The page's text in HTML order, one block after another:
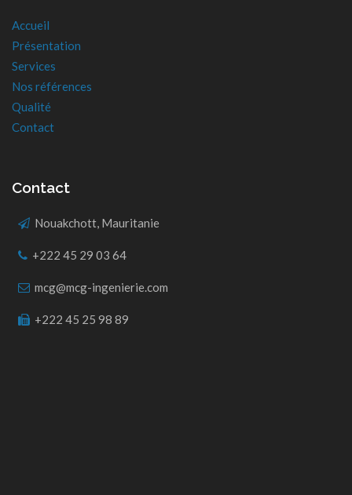
Accueil
Présentation
Services
Nos références
Qualité
Contact
Contact
Nouakchott, Mauritanie
+222 45 29 03 64
mcg@mcg-ingenierie.com
+222 45 25 98 89